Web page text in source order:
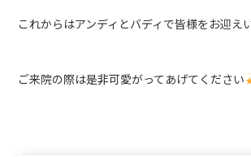
これからはアンディとバディで皆様をお迎え
ご来院の際は是非可愛がってあげてください